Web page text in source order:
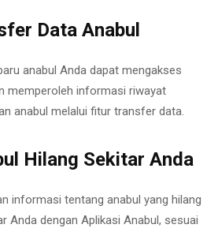
Data Anabul
anabul Anda dapat mengakses
memperoleh informasi riwayat
anabul melalui fitur transfer data.
Hilang Sekitar Anda
informasi tentang anabul yang hilang
Anda dengan Aplikasi Anabul, sesuai